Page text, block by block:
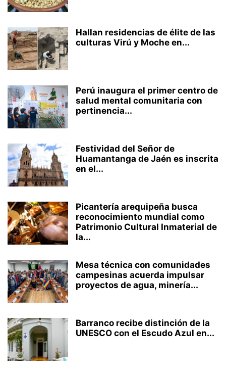
Hallan residencias de élite de las
culturas Virú y Moche en...
Perú inaugura el primer centro de
salud mental comunitaria con
pertinencia...
Festividad del Señor de
Huamantanga de Jaén es inscrita
en el...
Picantería arequipeña busca
reconocimiento mundial como
Patrimonio Cultural Inmaterial de
la...
Mesa técnica con comunidades
campesinas acuerda impulsar
proyectos de agua, minería...
Barranco recibe distinción de la
UNESCO con el Escudo Azul en...